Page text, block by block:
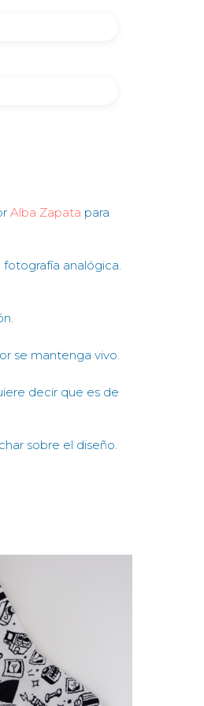
Alba Zapata para
analógica.
se mantenga vivo.
decir que es de
sobre el diseño.
€